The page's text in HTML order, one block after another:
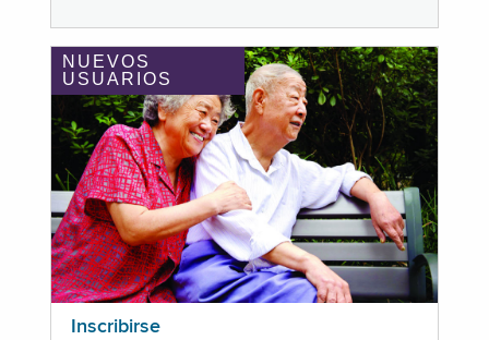
NUEVOS
USUARIOS
Inscribirse